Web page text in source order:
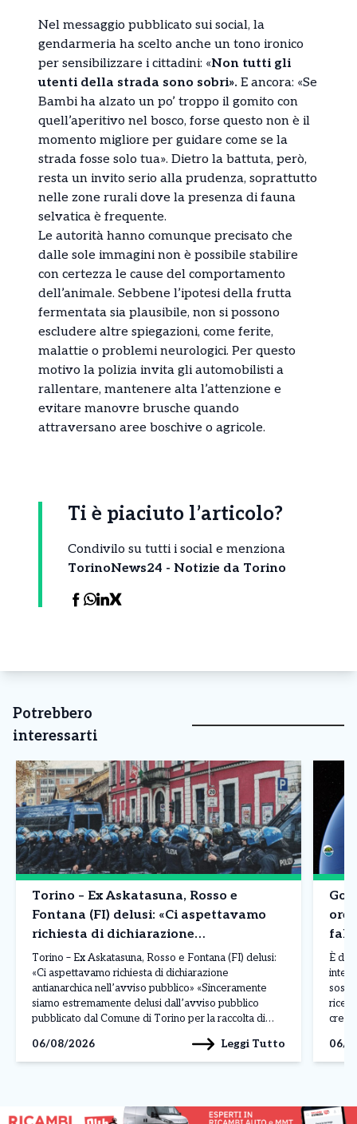
Nel messaggio pubblicato sui social, la
gendarmeria ha scelto anche un tono ironico
per sensibilizzare i cittadini: «Non tutti gli
utenti della strada sono sobri». E ancora: «Se
Bambi ha alzato un po’ troppo il gomito con
quell’aperitivo nel bosco, forse questo non è il
momento migliore per guidare come se la
strada fosse solo tua». Dietro la battuta, però,
resta un invito serio alla prudenza, soprattutto
nelle zone rurali dove la presenza di fauna
selvatica è frequente.
Le autorità hanno comunque precisato che
dalle sole immagini non è possibile stabilire
con certezza le cause del comportamento
dell’animale. Sebbene l’ipotesi della frutta
fermentata sia plausibile, non si possono
escludere altre spiegazioni, come ferite,
malattie o problemi neurologici. Per questo
motivo la polizia invita gli automobilisti a
rallentare, mantenere alta l’attenzione e
evitare manovre brusche quando
attraversano aree boschive o agricole.
Ti è piaciuto l’articolo?
Condivilo su tutti i social e menziona
TorinoNews24 - Notizie da Torino
Potrebbero
interessarti
Torino – Ex Askatasuna, Rosso e
Fontana (FI) delusi: «Ci aspettavamo
richiesta di dichiarazione
antianarchica nell’avviso pubblico»
Torino – Ex Askatasuna, Rosso e Fontana (FI) delusi:
«Ci aspettavamo richiesta di dichiarazione
antianarchica nell’avviso pubblico» «Sinceramente
siamo estremamente delusi dall’avviso pubblico
pubblicato dal Comune di Torino per la raccolta di
ospitava Askatasuna. Ci aspettavamo che,
sull’esempio del Comune di Rivoli per le richieste di
06/08/2026 Leggi Tutto
ore
È
La
06/